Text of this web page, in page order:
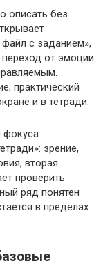
описать без
с заданием»,
переход от эмоции
практический
и в тетради.
фокуса
зрение,
вторая
проверить
ряд понятен
в пределах